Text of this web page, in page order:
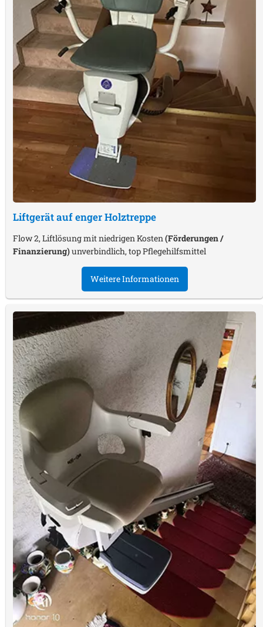
Liftgerät auf enger Holztreppe
Flow 2, Liftlösung mit niedrigen Kosten (Förderungen /
Finanzierung)unverbindlich, top Pflegehilfsmittel
Weitere Informationen